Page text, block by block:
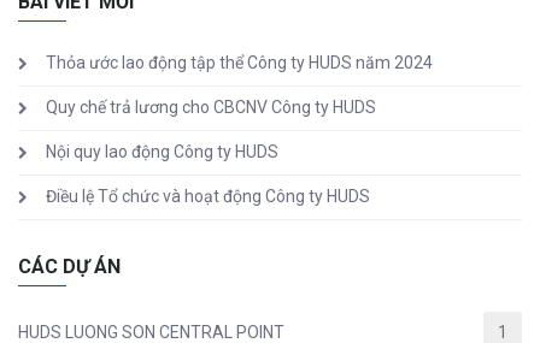
Thỏa ước lao động tập thể Công ty HUDS năm 2024
Quy chế trả lương cho CBCNV Công ty HUDS
Nội quy lao động Công ty HUDS
Điều lệ Tổ chức và hoạt động Công ty HUDS
CÁC DỰ ÁN
HUDS LUONG SON CENTRAL POINT 1